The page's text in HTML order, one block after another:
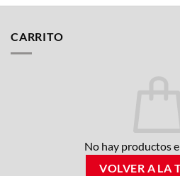
CARRITO
No hay productos
VOLVER A LA